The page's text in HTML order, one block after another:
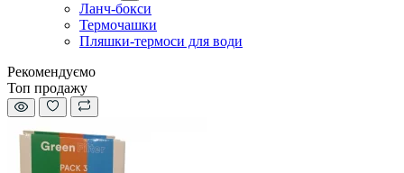
Ланч-бокси
Термочашки
Пляшки-термоси для води
Рекомендуємо
Топ продажу